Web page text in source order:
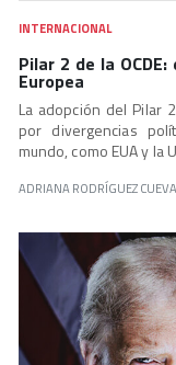
INTERNACIONAL
Pilar 2 de la
Europea
La adopción del Pilar
por divergencias
mundo, como EUA y la
ADRIANA RODRÍGUEZ